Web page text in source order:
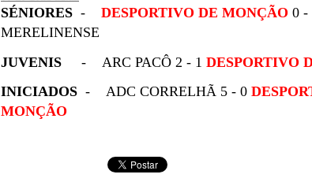
SÉNIORES - DESPORTIVO DE MONÇÃO 0 -
MERELINENSE
JUVENIS
- ARC PACÔ 2 - 1 DESPORTIVO
INICIADOS - ADC CORRELHÃ 5 - 0
MONÇÃO